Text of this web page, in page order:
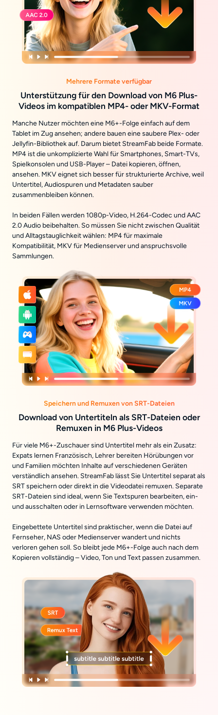
Mehrere Formate verfügbar
Unterstützung für den Download von M6 Plus-
Videos im kompatiblen MP4- oder MKV-Format
Manche Nutzer möchten eine M6+-Folge einfach auf dem
Tablet im Zug ansehen; andere bauen eine saubere Plex- oder
Jellyfin-Bibliothek auf. Darum bietet StreamFab beide Formate.
MP4 ist die unkomplizierte Wahl für Smartphones, Smart-TVs,
Spielkonsolen und USB-Player – Datei kopieren, öffnen,
ansehen. MKV eignet sich besser für strukturierte Archive, weil
Untertitel, Audiospuren und Metadaten sauber
zusammenbleiben können.
In beiden Fällen werden 1080p-Video, H.264-Codec und AAC
2.0 Audio beibehalten. So müssen Sie nicht zwischen Qualität
und Alltagstauglichkeit wählen: MP4 für maximale
Kompatibilität, MKV für Medienserver und anspruchsvolle
Sammlungen.
Speichern und Remuxen von SRT-Dateien
Download von Untertiteln als SRT-Dateien oder
Remuxen in M6 Plus-Videos
Für viele M6+-Zuschauer sind Untertitel mehr als ein Zusatz:
Expats lernen Französisch, Lehrer bereiten Hörübungen vor
und Familien möchten Inhalte auf verschiedenen Geräten
verständlich ansehen. StreamFab lässt Sie Untertitel separat als
SRT speichern oder direkt in die Videodatei remuxen. Separate
SRT-Dateien sind ideal, wenn Sie Textspuren bearbeiten, ein-
und ausschalten oder in Lernsoftware verwenden möchten.
Eingebettete Untertitel sind praktischer, wenn die Datei auf
Fernseher, NAS oder Medienserver wandert und nichts
verloren gehen soll. So bleibt jede M6+-Folge auch nach dem
Kopieren vollständig – Video, Ton und Text passen zusammen.